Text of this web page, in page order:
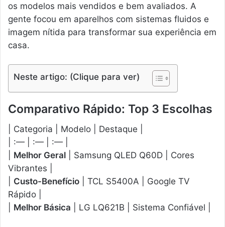
os modelos mais vendidos e bem avaliados. A
gente focou em aparelhos com sistemas fluidos e
imagem nítida para transformar sua experiência em
casa.
Neste artigo: (Clique para ver)
Comparativo Rápido: Top 3 Escolhas
| Categoria | Modelo | Destaque |
| :— | :— | :— |
Melhor Geral | Samsung QLED Q60D | Cores
Vibrantes |
Custo-Benefício | TCL S5400A | Google TV
Rápido |
Melhor Básica | LG LQ621B | Sistema Confiável |